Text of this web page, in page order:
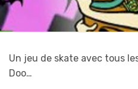
Un jeu de skate avec tous
Doo…